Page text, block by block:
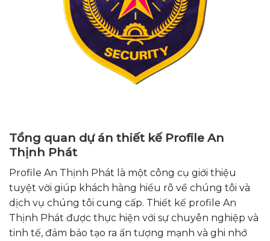
Tổng quan dự án thiết kế Profile An
Thịnh Phát
Profile An Thịnh Phát là một công cụ giới thiệu
tuyệt vời giúp khách hàng hiểu rõ về chúng tôi và
dịch vụ chúng tôi cung cấp. Thiết kế profile An
Thịnh Phát được thực hiện với sự chuyên nghiệp và
tinh tế, đảm bảo tạo ra ấn tượng mạnh và ghi nhớ